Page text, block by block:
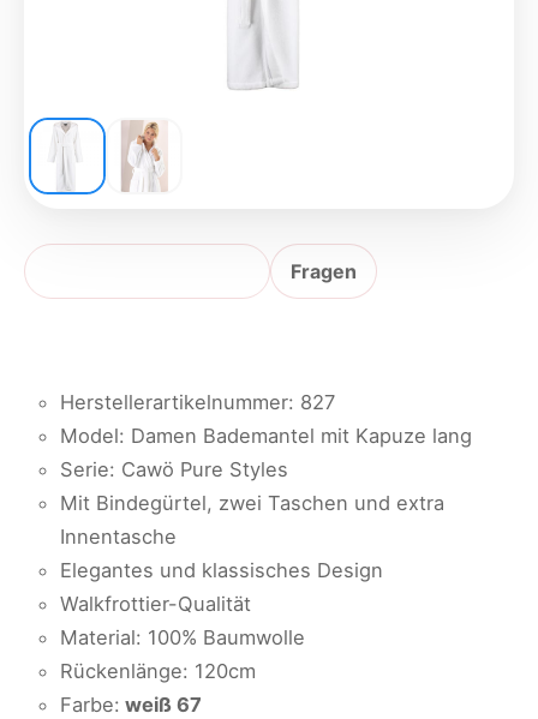
Fragen
Herstellerartikelnummer: 827
Model: Damen Bademantel mit Kapuze lang
Serie: Cawö Pure Styles
Mit Bindegürtel, zwei Taschen und extra
Innentasche
Elegantes und klassisches Design
Walkfrottier-Qualität
Material: 100% Baumwolle
Rückenlänge: 120cm
Farbe: weiß 67